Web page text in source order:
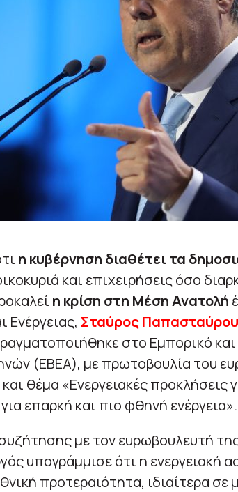
η κυβέρνηση διαθέτει τα
και επιχειρήσεις όσο
η κρίση στη Μέση Ανατολή
Ενέργειας, Σταύρος
στο Εμπορικό και
(ΕΒΕΑ), με πρωτοβουλία του
θέμα «Ενεργειακές προκλήσεις
επαρκή και πιο φθηνή ενέργεια».
με τον ευρωβουλευτή
υπογράμμισε ότι η ενεργειακή
προτεραιότητα, ιδιαίτερα σε